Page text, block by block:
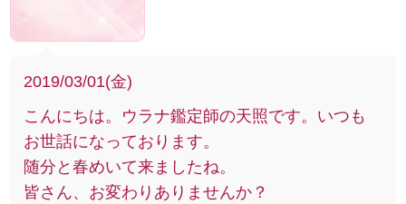
2019/03/01(金)
こんにちは。ウラナ鑑定師の天照です。いつも
お世話になっております。
随分と春めいて来ましたね。
皆さん、お変わりありませんか？